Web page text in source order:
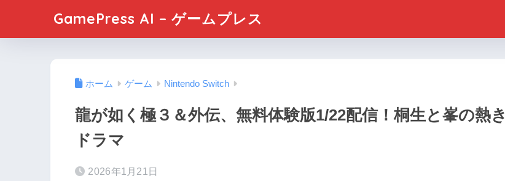
GamePress AI – ゲームプレス
ホーム ゲーム Nintendo Switch
龍が如く極３＆外伝、無料体験版1/22配信！桐生と峯の熱き
ドラマ
2026年1月21日